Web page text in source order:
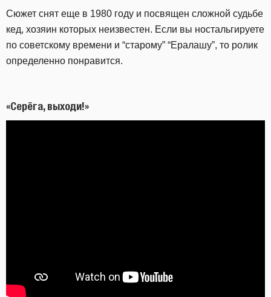
Сюжет снят еще в 1980 году и посвящен сложной судьбе
кед, хозяин которых неизвестен. Если вы ностальгируете
по советскому времени и “старому” “Ералашу”, то ролик
определенно понравится.
«Серёга, выходи!»